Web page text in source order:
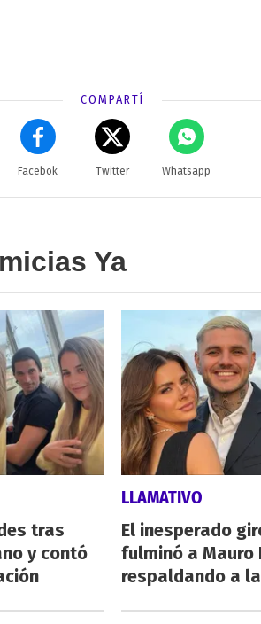
COMPARTÍ
Facebok Twitter Whatsapp
Ya
tras
y contó
LLAMATIVO
El inesperado
fulminó a Mauro
respaldando a